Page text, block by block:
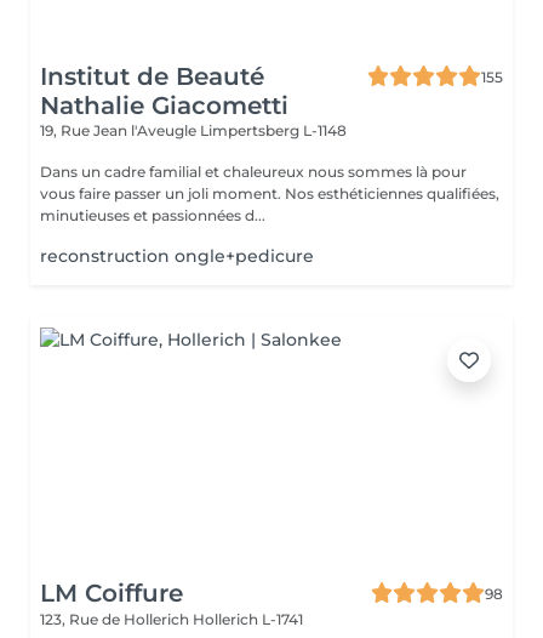
Institut de Beauté
Nathalie Giacometti
155
19, Rue Jean l'Aveugle Limpertsberg L-1148
Dans un cadre familial et chaleureux nous sommes là pour
vous faire passer un joli moment. Nos esthéticiennes qualifiées,
minutieuses et passionnées d...
reconstruction ongle+pedicure
LM Coiffure
98
123, Rue de Hollerich Hollerich L-1741